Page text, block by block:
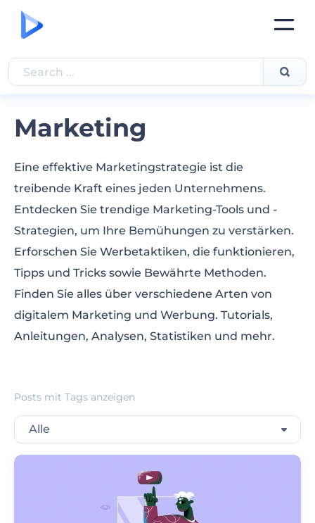
Marketing
Eine effektive Marketingstrategie ist die
treibende Kraft eines jeden Unternehmens.
Entdecken Sie trendige Marketing-Tools und -
Strategien, um Ihre Bemühungen zu verstärken.
Erforschen Sie Werbetaktiken, die funktionieren,
Tipps und Tricks sowie Bewährte Methoden.
Finden Sie alles über verschiedene Arten von
digitalem Marketing und Werbung. Tutorials,
Anleitungen, Analysen, Statistiken und mehr.
Posts mit Tags anzeigen
Alle